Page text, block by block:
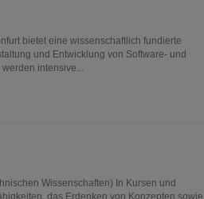
bietet eine wissenschaftlich fundierte
und Entwicklung von Software- und
intensive...
Wissenschaften) In Kursen und
das Erdenken von Konzepten sowie